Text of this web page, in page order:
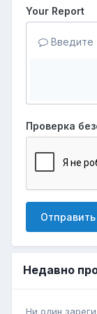
Your Report
Введите
Проверка
Недавно
Ни один